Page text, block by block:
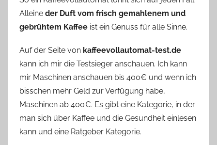
Alleine der Duft vom frisch gemahlenem und
gebrühtem Kaffee ist ein Genuss für alle Sinne.
Auf der Seite von kaffeevollautomat-test.de
kann ich mir die Testsieger anschauen. Ich kann
mir Maschinen anschauen bis 400€ und wenn ich
bisschen mehr Geld zur Verfügung habe,
Maschinen ab 400€. Es gibt eine Kategorie, in der
man sich über Kaffee und die Gesundheit einlesen
kann und eine Ratgeber Kategorie.